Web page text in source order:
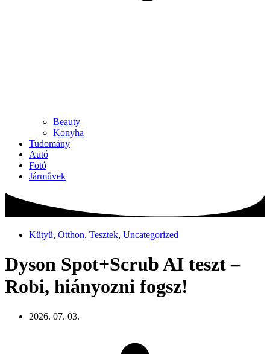
Beauty
Konyha
Tudomány
Autó
Fotó
Járművek
Kütyü, Otthon, Tesztek, Uncategorized
Dyson Spot+Scrub AI teszt –
Robi, hiányozni fogsz!
2026. 07. 03.